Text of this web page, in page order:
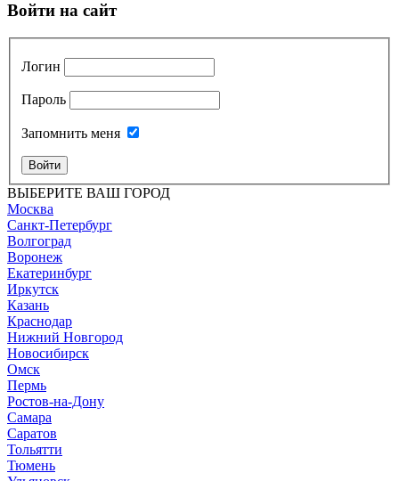
Войти на сайт
Логин
Пароль
Запомнить меня
Войти
ВЫБЕРИТЕ ВАШ ГОРОД
Москва
Санкт-Петербург
Волгоград
Воронеж
Екатеринбург
Иркутск
Казань
Краснодар
Нижний Новгород
Новосибирск
Омск
Пермь
Ростов-на-Дону
Самара
Саратов
Тольятти
Тюмень